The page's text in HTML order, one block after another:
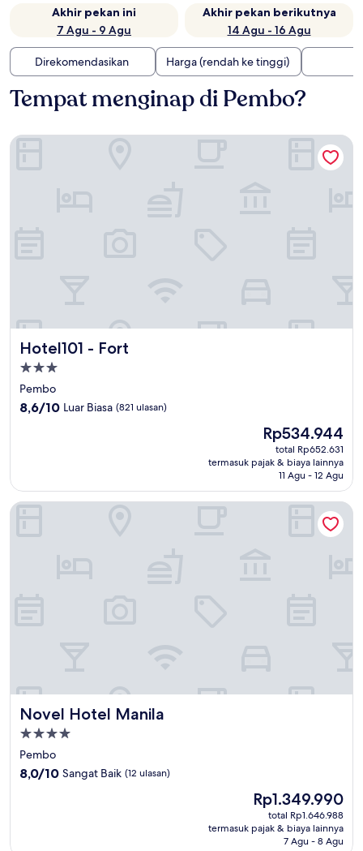
Akhir pekan ini
7 Agu - 9 Agu
Akhir pekan berikutnya
14 Agu - 16 Agu
Direkomendasikan Harga (rendah ke tinggi)
Tempat menginap di Pembo?
Hotel101 - Fort
Hotel101 - Fort
Properti
bintang
3.0
Pembo
8.6
ulasan)
8,6/10 Luar Biasa (821 ulasan)
Harga
sekarang
Rp534.944
Rp534.944
total Rp652.631
termasuk pajak & biaya lainnya
11 Agu - 12 Agu
Hotel101 - Fort
Novel Hotel Manila
Novel Hotel Manila
Properti
bintang
4.0
Pembo
8.0
8,0/10 Sangat Baik (12 ulasan)
Harga
sekarang
Rp1.349.990
Rp1.349.990
total Rp1.646.988
termasuk pajak & biaya lainnya
7 Agu - 8 Agu
Novel Hotel Manila